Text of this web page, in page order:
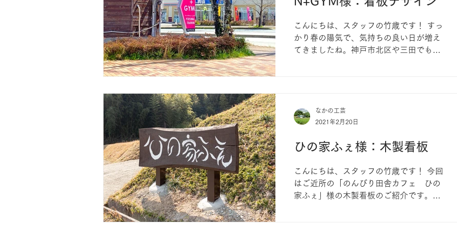
こんにちは、スタッフの竹歳です！ すっ
かり春の陽気で、気持ちの良い日が増え
てきましたね。神戸市北区や三田でも桜
た。 ...
ひの家ふぇ様：木製看板
こんにちは、スタッフの竹歳です！ 今回
はご近所の「のんびり田舎カフェ ひの
家ふぇ」様の木製看板のご紹介です。
なかの工芸
2021年2月20日